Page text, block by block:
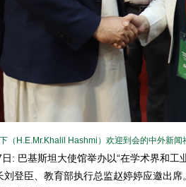
（H.E.Mr.Khalil Hashmi）欢迎到会的中外新闻
巴基斯坦大使馆举办以“在学术界和工
登臣、教育部执行总监赵婷婷应邀出